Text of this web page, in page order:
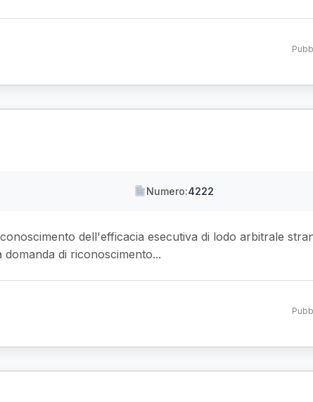
Numero:4222
dell'efficacia esecutiva di lodo arbitrale
di riconoscimento...